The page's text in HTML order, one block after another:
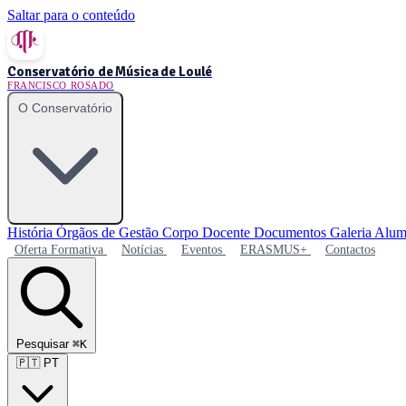
Saltar para o conteúdo
Conservatório de Música de Loulé
FRANCISCO ROSADO
O Conservatório
História Órgãos de Gestão Corpo Docente Documentos Galeria
Oferta Formativa Notícias Eventos ERASMUS+ Contactos
Pesquisar ⌘K
🇵🇹 PT